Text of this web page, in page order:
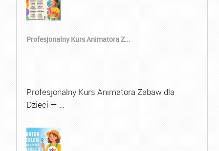
Profesjonalny Kurs Animatora Z...
Profesjonalny Kurs Animatora Zabaw dla
Dzieci — …